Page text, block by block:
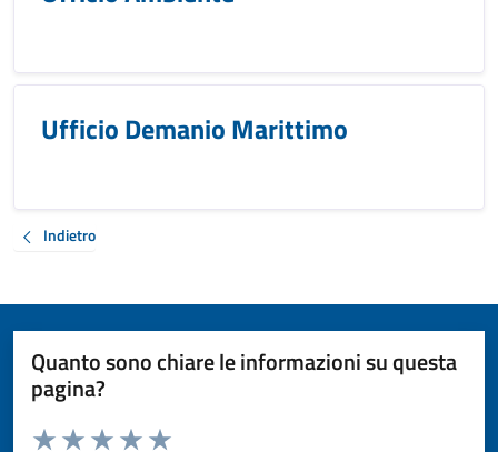
Ufficio Demanio Marittimo
Indietro
Quanto sono chiare le informazioni su questa
pagina?
Valuta da 1 a 5 stelle la pagina